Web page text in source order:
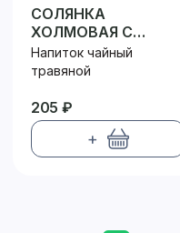
СОЛЯНКА
ХОЛМОВАЯ С
ПОБЕГАМИ
КУРИЛЬСКОГО ЧАЯ
Напиток чайный
травяной
205 ₽
+